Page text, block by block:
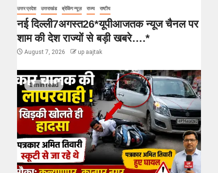
उत्तर प्रदेश उत्तराखंड ब्रेकिंग न्यूज़ राज्य राष्टीय
नई दिल्ली7अगस्त26*यूपीआजतक न्यूज चैनल पर
शाम की देश राज्यों से बड़ी खबरे….*
August 7, 2026 up aajtak
1 min read